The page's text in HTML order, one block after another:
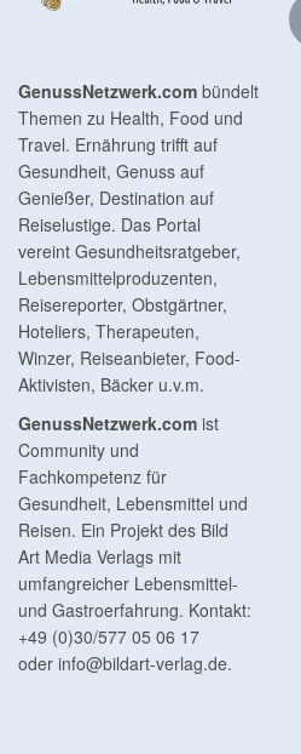
GenussNetzwerk.com bündelt
Themen zu Health, Food und
Travel. Ernährung trifft auf
Gesundheit, Genuss auf
Genießer, Destination auf
Reiselustige. Das Portal
vereint Gesundheitsratgeber,
Lebensmittelproduzenten,
Reisereporter, Obstgärtner,
Hoteliers, Therapeuten,
Winzer, Reiseanbieter, Food-
Aktivisten, Bäcker u.v.m.
GenussNetzwerk.com ist
Community und
Fachkompetenz für
Gesundheit, Lebensmittel und
Reisen. Ein Projekt des Bild
Art Media Verlags mit
umfangreicher Lebensmittel-
und Gastroerfahrung. Kontakt:
+49 (0)30/577 05 06 17
oder info@bildart-verlag.de.